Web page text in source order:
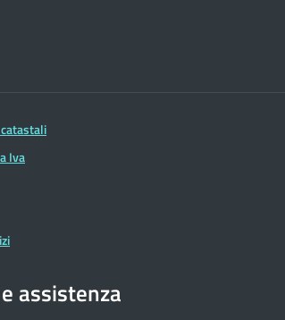
Iva
assistenza